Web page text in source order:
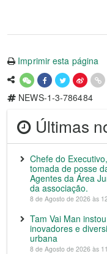
Imprimir esta página
NEWS-1-3-786484
Últimas
Chefe do
tomada de posse
Agentes da Área
da associação.
8 de Agosto de 2026 às
Tam Vai Man
inovadores e
urbana
8 de Agosto de 2026 às